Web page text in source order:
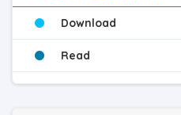
Download
Read